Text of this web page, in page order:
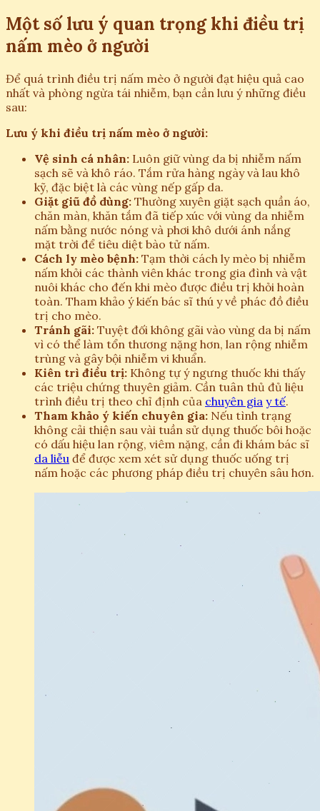
Một số lưu ý quan trọng khi điều trị
nấm mèo ở người
Để quá trình điều trị nấm mèo ở người đạt hiệu quả cao
nhất và phòng ngừa tái nhiễm, bạn cần lưu ý những điều
sau:
Lưu ý khi điều trị nấm mèo ở người:
Vệ sinh cá nhân: Luôn giữ vùng da bị nhiễm nấm
sạch sẽ và khô ráo. Tắm rửa hàng ngày và lau khô
kỹ, đặc biệt là các vùng nếp gấp da.
Giặt giũ đồ dùng: Thường xuyên giặt sạch quần áo,
chăn màn, khăn tắm đã tiếp xúc với vùng da nhiễm
nấm bằng nước nóng và phơi khô dưới ánh nắng
mặt trời để tiêu diệt bào tử nấm.
Cách ly mèo bệnh: Tạm thời cách ly mèo bị nhiễm
nấm khỏi các thành viên khác trong gia đình và vật
nuôi khác cho đến khi mèo được điều trị khỏi hoàn
toàn. Tham khảo ý kiến bác sĩ thú y về phác đồ điều
trị cho mèo.
Tránh gãi: Tuyệt đối không gãi vào vùng da bị nấm
vì có thể làm tổn thương nặng hơn, lan rộng nhiễm
trùng và gây bội nhiễm vi khuẩn.
Kiên trì điều trị: Không tự ý ngưng thuốc khi thấy
các triệu chứng thuyên giảm. Cần tuân thủ đủ liệu
trình điều trị theo chỉ định của chuyên gia y tế.
Tham khảo ý kiến chuyên gia: Nếu tình trạng
không cải thiện sau vài tuần sử dụng thuốc bôi hoặc
có dấu hiệu lan rộng, viêm nặng, cần đi khám bác sĩ
da liễu để được xem xét sử dụng thuốc uống trị
nấm hoặc các phương pháp điều trị chuyên sâu hơn.